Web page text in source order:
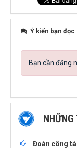
Ý kiến bạn đọc
Bạn cần đăng
NHỮNG
Đoàn công